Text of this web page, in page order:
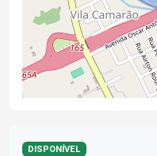
DISPONÍVEL